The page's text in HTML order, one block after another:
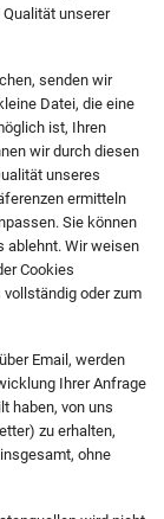
unserer
senden wir
Datei, die eine
ist, Ihren
wir durch diesen
unseres
ermitteln
Sie können
ablehnt. Wir weisen
Cookies
oder zum
Email, werden
Ihrer Anfrage
haben, von uns
zu erhalten,
ohne